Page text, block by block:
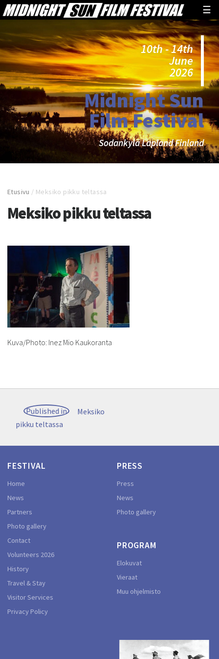
☰
10th - 14th
June
2026
Midnight Sun
Film Festival
Sodankylä Lapland Finland
Etusivu / Meksiko pikku teltassa
Meksiko pikku teltassa
Kuva/Photo: Inez Mio Kaukoranta
Post
navigation
Published in
Meksiko
pikku teltassa
FESTIVAL
Home
News
Partners
Photo gallery
Contact
Volunteers 2026
History
Travel & Stay
Visitor Services
Privacy Policy
PRESS
Press
News
Photo gallery
PROGRAM
Elokuvat
Vieraat
Muu ohjelmisto